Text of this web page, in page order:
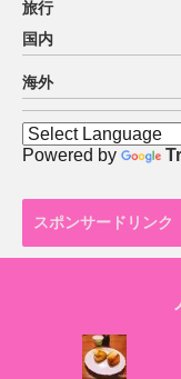
旅行
国内
海外
Powered by
スポンサードリンク